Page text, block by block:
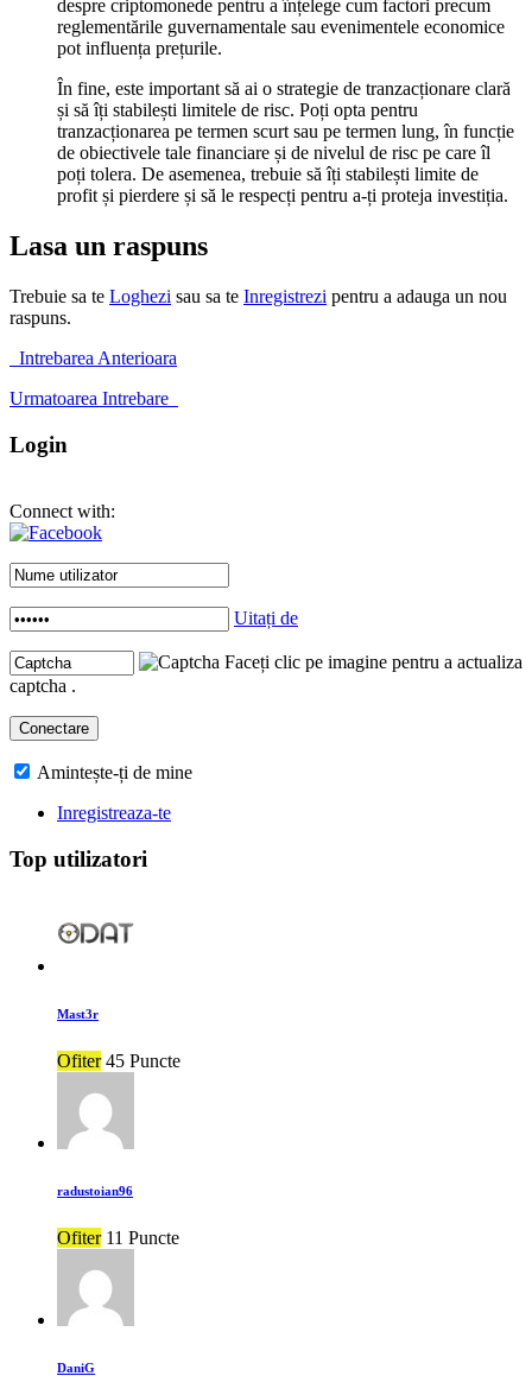
despre criptomonede pentru a înțelege cum factori precum
reglementările guvernamentale sau evenimentele economice
pot influența prețurile.
În fine, este important să ai o strategie de tranzacționare clară
și să îți stabilești limitele de risc. Poți opta pentru
tranzacționarea pe termen scurt sau pe termen lung, în funcție
de obiectivele tale financiare și de nivelul de risc pe care îl
poți tolera. De asemenea, trebuie să îți stabilești limite de
profit și pierdere și să le respecți pentru a-ți proteja investiția.
Lasa un raspuns
Trebuie sa te Loghezi sau sa te Inregistrezi pentru a adauga un nou
raspuns.
Intrebarea Anterioara
Urmatoarea Intrebare
Login
Connect with:
Uitați de
Faceți clic pe imagine pentru a actualiza
captcha .
Amintește-ți de mine
Inregistreaza-te
Top utilizatori
Mast3r
Ofiter 45 Puncte
radustoian96
Ofiter 11 Puncte
DaniG